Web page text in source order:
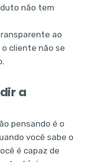
não tem
ao
cliente não se
a
pensando é o
você sabe o
é capaz de